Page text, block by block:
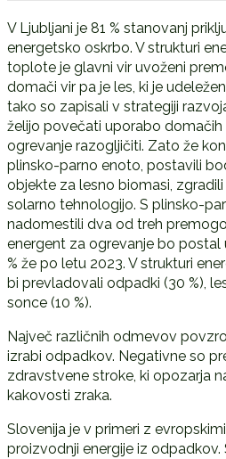
V Ljubljani je 81 % stanovanj
energetsko oskrbo. V strukturi
toplote je glavni vir uvoženi
domači vir pa je les, ki je
tako so zapisali v strategiji
želijo povečati uporabo domačih
ogrevanje razogljičiti. Zato že
plinsko-parno enoto, postavili
objekte za lesno biomasi,
solarno tehnologijo. S plinsko-
nadomestili dva od treh
energent za ogrevanje bo postal
% že po letu 2023. V strukturi
bi prevladovali odpadki (30 %),
sonce (10 %).
Največ različnih odmevov
izrabi odpadkov. Negativne so
zdravstvene stroke, ki opozarja
kakovosti zraka.
Slovenija je v primeri z
proizvodnji energije iz